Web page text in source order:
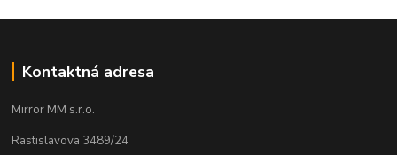
Kontaktná adresa
Mirror MM s.r.o.
Rastislavova 3489/24